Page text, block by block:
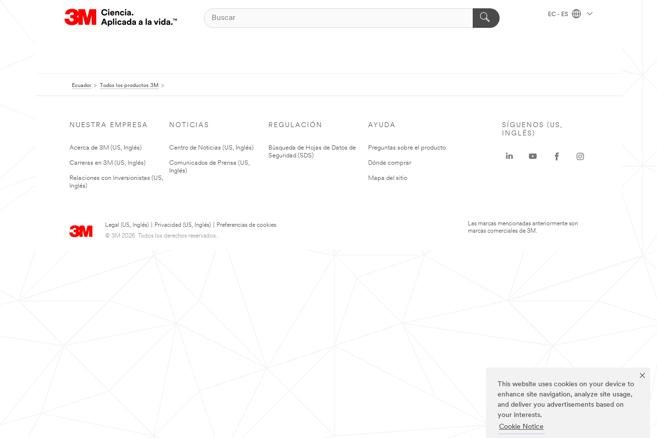
This website uses cookies on your device to
enhance site navigation, analyze site usage,
and deliver you advertisements based on
your interests.
Cookie Notice
EC - ES
Ecuador Todos los productos 3M
NUESTRA EMPRESA
Acerca de 3M (US, Inglés)
Carreras en 3M (US, Inglés)
Relaciones con Inversionistas (US,
Inglés)
NOTICIAS
Centro de Noticias (US, Inglés)
Comunicados de Prensa (US,
Inglés)
REGULACIÓN
Búsqueda de Hojas de Datos de
Seguridad (SDS)
AYUDA
Preguntas sobre el producto
Dónde comprar
Mapa del sitio
Legal (US, Inglés) Privacidad (US, Inglés)
Preferencias de cookies
© 3M 2026. Todos los derechos reservados..
SÍGUENOS (US,
INGLÉS)
Las marcas mencionadas anteriormente son
marcas comerciales de 3M.